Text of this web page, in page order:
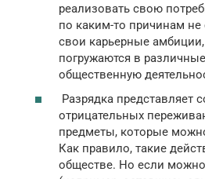
реализовать свою
по каким-то причинам
свои карьерные
погружаются в
общественную
Разрядка представляет
отрицательных
предметы, которые
Как правило, такие
обществе. Но если